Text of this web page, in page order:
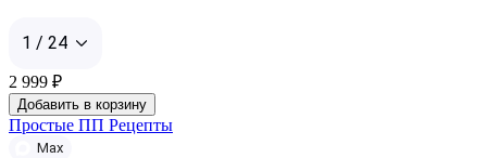
1 / 24
2 999 ₽
Добавить в корзину
Простые ПП Рецепты
Max